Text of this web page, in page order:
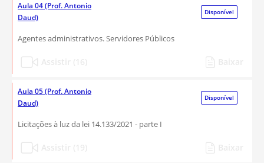
Aula 04 (Prof. Antonio
Daud)
Disponível
Agentes administrativos. Servidores Públicos
Aula 05 (Prof. Antonio
Daud)
Disponível
Licitações à luz da lei 14.133/2021 - parte I